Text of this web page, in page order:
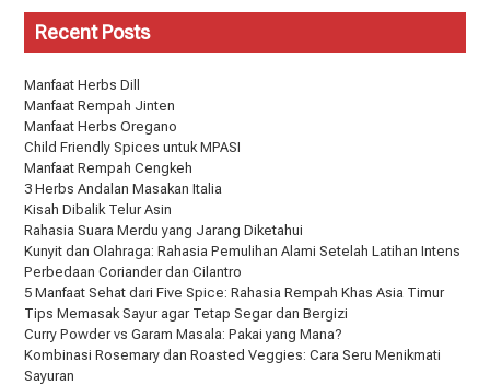
Recent Posts
Manfaat Herbs Dill
Manfaat Rempah Jinten
Manfaat Herbs Oregano
Child Friendly Spices untuk MPASI
Manfaat Rempah Cengkeh
3 Herbs Andalan Masakan Italia
Kisah Dibalik Telur Asin
Rahasia Suara Merdu yang Jarang Diketahui
Kunyit dan Olahraga: Rahasia Pemulihan Alami Setelah Latihan Intens
Perbedaan Coriander dan Cilantro
5 Manfaat Sehat dari Five Spice: Rahasia Rempah Khas Asia Timur
Tips Memasak Sayur agar Tetap Segar dan Bergizi
Curry Powder vs Garam Masala: Pakai yang Mana?
Kombinasi Rosemary dan Roasted Veggies: Cara Seru Menikmati
Sayuran